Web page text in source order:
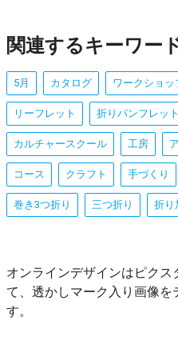
関連するキーワー
5月 カタログ ワークショッ
リーフレット 折りパンフレット
カルチャースクール 工房
コース クラフト 手づくり
巻き3つ折り 三つ折り 折り
オンラインデザインはピク
て、透かしマーク入り画像を
す。